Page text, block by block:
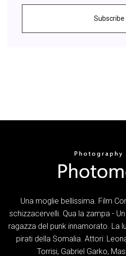
Subscribe
Una moglie bellissima. Film
schizzacervelli. Qua la zampa -
ragazza del punk innamorato. La
pirati della Somalia. Attori:
Torrisi, Gabriel Garko,